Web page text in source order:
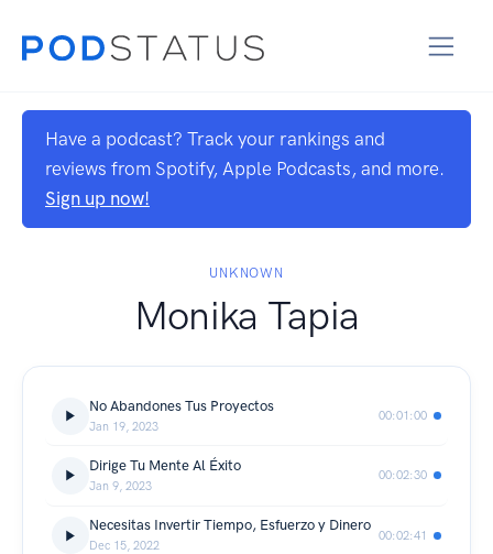
Have a podcast? Track your rankings and
reviews from Spotify, Apple Podcasts, and more.
Sign up now!
UNKNOWN
Monika Tapia
No Abandones Tus Proyectos
Jan 19, 2023
00:01:00
Dirige Tu Mente Al Éxito
Jan 9, 2023
00:02:30
Necesitas Invertir Tiempo, Esfuerzo y Dinero
Dec 15, 2022
00:02:41